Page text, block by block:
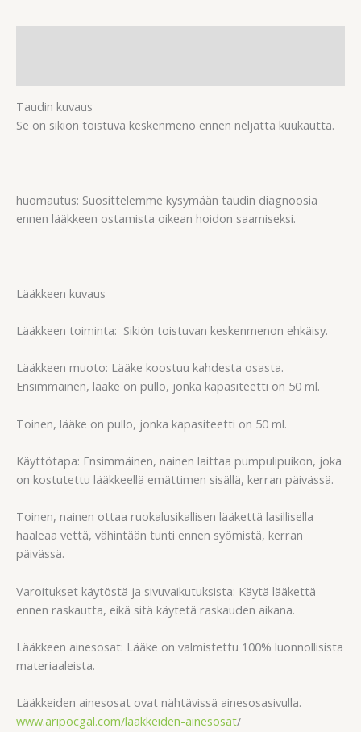
Taudin kuvaus
Se on sikiön toistuva keskenmeno ennen neljättä kuukautta.
huomautus: Suosittelemme kysymään taudin diagnoosia
ennen lääkkeen ostamista oikean hoidon saamiseksi.
Lääkkeen kuvaus
Lääkkeen toiminta: Sikiön toistuvan keskenmenon ehkäisy.
Lääkkeen muoto: Lääke koostuu kahdesta osasta.
Ensimmäinen, lääke on pullo, jonka kapasiteetti on 50 ml.
Toinen, lääke on pullo, jonka kapasiteetti on 50 ml.
Käyttötapa: Ensimmäinen, nainen laittaa pumpulipuikon, joka
on kostutettu lääkkeellä emättimen sisällä, kerran päivässä.
Toinen, nainen ottaa ruokalusikallisen lääkettä lasillisella
haaleaa vettä, vähintään tunti ennen syömistä, kerran
päivässä.
Varoitukset käytöstä ja sivuvaikutuksista: Käytä lääkettä
ennen raskautta, eikä sitä käytetä raskauden aikana.
Lääkkeen ainesosat: Lääke on valmistettu 100% luonnollisista
materiaaleista.
Lääkkeiden ainesosat ovat nähtävissä ainesosasivulla.
www.aripocgal.com/laakkeiden-ainesosat/